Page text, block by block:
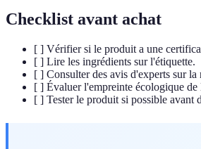
Checklist avant achat
[ ] Vérifier si le produit a une
[ ] Lire les ingrédients sur l'étiquette.
[ ] Consulter des avis d'experts sur la
[ ] Évaluer l'empreinte écologique de
[ ] Tester le produit si possible avant